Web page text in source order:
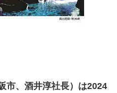
市、酒井淳社長）は2024